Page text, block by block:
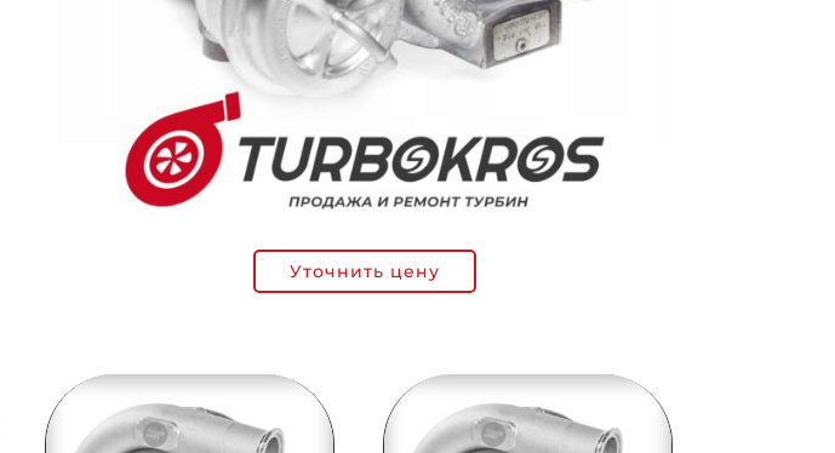
Уточнить цену